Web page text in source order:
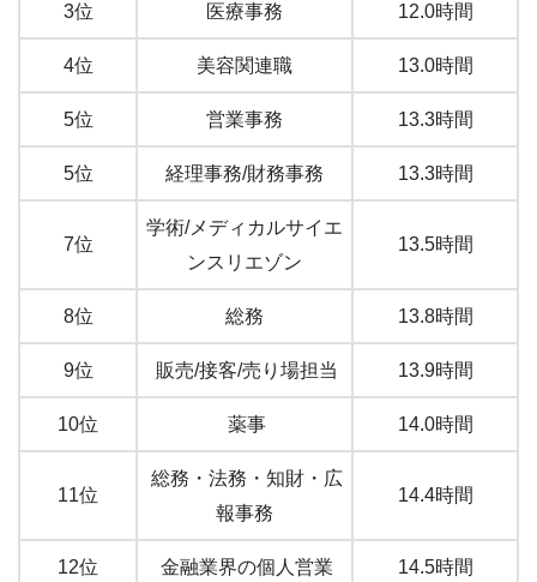
3位 医療事務 12.0時間
4位 美容関連職 13.0時間
5位 営業事務 13.3時間
5位 経理事務/財務事務 13.3時間
7位
学術/メディカルサイエ
ンスリエゾン
13.5時間
8位 総務 13.8時間
9位 販売/接客/売り場担当 13.9時間
10位 薬事 14.0時間
11位
総務・法務・知財・広
報事務
14.4時間
12位 金融業界の個人営業 14.5時間